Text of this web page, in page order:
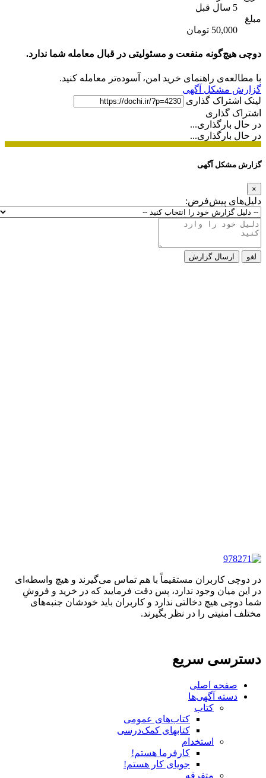
5 سال قبل
مبلغ
50,000 تومان
دوچی هیچ‌گونه منفعت و مسئولیتی در قبال معامله شما ندارد.
با مطالعه‌ی راهنمای خرید امن، آسوده‌تر معامله کنید.
گزارش مشکل آگهی
لینک اشتراک گذاری
اشتراک گذاری
در حال بارگذاری...
در حال بارگذاری...
گزارش مشکل آگهی
×
دلیل‌های پیش‌فرض:
لغو ارسال گزارش
در دوچی کاربران مستقیماً با هم تماس می‌گیرند و هیچ واسطه‌ای
در این میان وجود ندارد، پس دقت فرمایید که در خرید و فروشِ
شما دوچی هیچ دخالتی ندارد و کاربران باید خودشان جنبه‌های
مختلف امنیتی را در نظر بگیرند.
دسترسی سریع
صفحه اصلی
دسته آگهی‌ها
کتاب
کتاب‌های عمومی
کتابهای کمک‌درسی
استخدام
کارفرما هستم!
جویای کار هستم!
متفرقه